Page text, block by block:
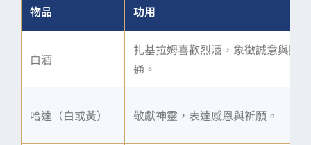
物品 功用
白酒
扎基拉姆喜歡烈酒，象徵誠意與財
通。
哈達（白或黃） 敬獻神靈，表達感恩與祈願。